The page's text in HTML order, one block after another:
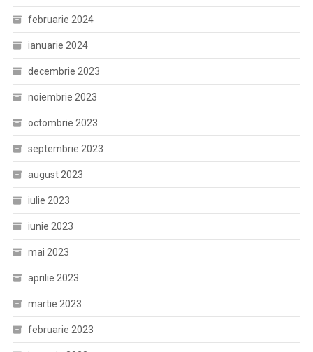
februarie 2024
ianuarie 2024
decembrie 2023
noiembrie 2023
octombrie 2023
septembrie 2023
august 2023
iulie 2023
iunie 2023
mai 2023
aprilie 2023
martie 2023
februarie 2023